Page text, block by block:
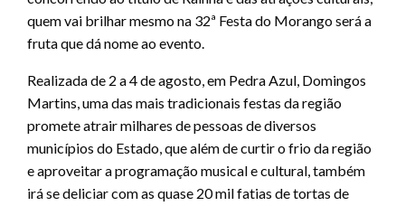
quem vai brilhar mesmo na 32ª Festa do Morango será a
fruta que dá nome ao evento.
Realizada de 2 a 4 de agosto, em Pedra Azul, Domingos
Martins, uma das mais tradicionais festas da região
promete atrair milhares de pessoas de diversos
municípios do Estado, que além de curtir o frio da região
e aproveitar a programação musical e cultural, também
irá se deliciar com as quase 20 mil fatias de tortas de